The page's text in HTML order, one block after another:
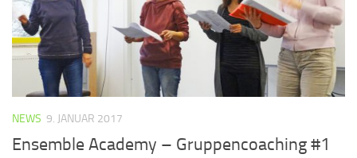
NEWS 9. JANUAR 2017
Ensemble Academy – Gruppencoaching #1